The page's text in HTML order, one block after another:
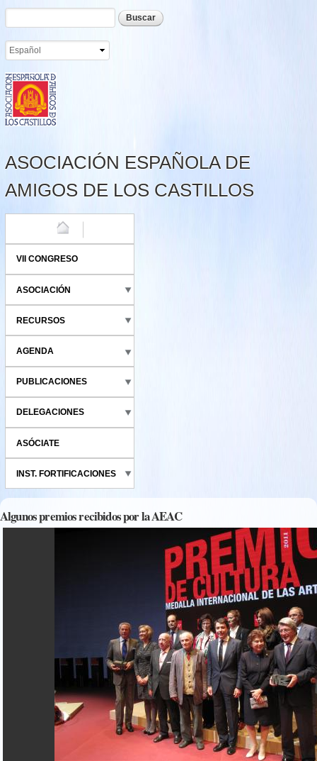
Pasar al
contenido
Formulario de búsqueda
Buscar
ASOCIACIÓN ESPAÑOLA DE
AMIGOS DE LOS CASTILLOS
VII CONGRESO
ASOCIACIÓN
RECURSOS
AGENDA
PUBLICACIONES
DELEGACIONES
ASÓCIATE
INST. FORTIFICACIONES
Algunos premios recibidos por la AEAC